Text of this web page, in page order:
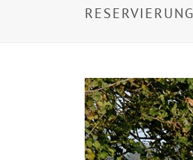
RESERVIERUNG